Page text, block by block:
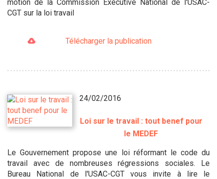
motion de la Commission Exécutive National de l'USAC-
CGT sur la loi travail
Télécharger la publication
24/02/2016
Loi sur le travail : tout benef pour
le MEDEF
Le Gouvernement propose une loi réformant le code du
travail avec de nombreuses régressions sociales. Le
Bureau National de l'USAC-CGT vous invite à lire le